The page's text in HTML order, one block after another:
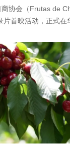
协会（Frutas de
首映活动，正式在
长期合作。